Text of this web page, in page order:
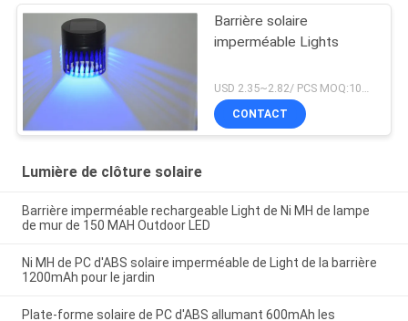
Barrière solaire
imperméable Lights
USD 2.35~2.82/ PCS MOQ:10pcs
CONTACT
Lumière de clôture solaire
Barrière imperméable rechargeable Light de Ni MH de lampe
de mur de 150 MAH Outdoor LED
Ni MH de PC d'ABS solaire imperméable de Light de la barrière
1200mAh pour le jardin
Plate-forme solaire de PC d'ABS allumant 600mAh les